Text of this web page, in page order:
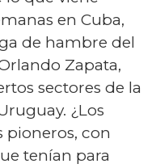
en Cuba,
de hambre del
Zapata,
sectores de la
¿Los
pioneros, con
tenían para